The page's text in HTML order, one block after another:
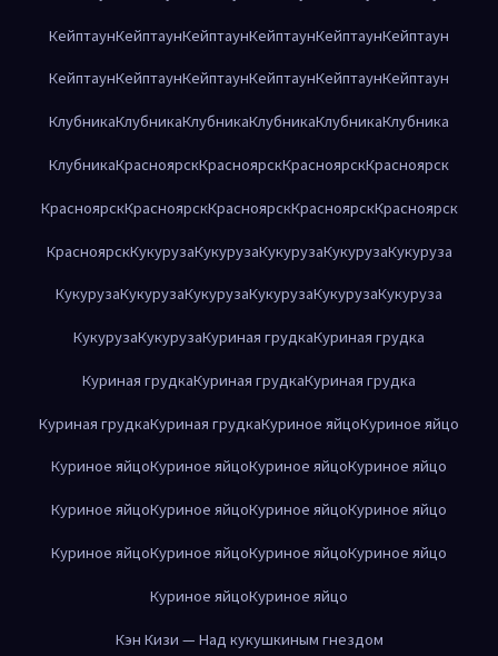
КейптаунКейптаунКейптаунКейптаунКейптаунКейптаун
КейптаунКейптаунКейптаунКейптаунКейптаунКейптаун
КлубникаКлубникаКлубникаКлубникаКлубникаКлубника
КлубникаКрасноярскКрасноярскКрасноярскКрасноярск
КрасноярскКрасноярскКрасноярскКрасноярскКрасноярск
КрасноярскКукурузаКукурузаКукурузаКукурузаКукуруза
КукурузаКукурузаКукурузаКукурузаКукурузаКукуруза
КукурузаКукурузаКуриная грудкаКуриная грудка
Куриная грудкаКуриная грудкаКуриная грудка
Куриная грудкаКуриная грудкаКуриное яйцоКуриное яйцо
Куриное яйцоКуриное яйцоКуриное яйцоКуриное яйцо
Куриное яйцоКуриное яйцоКуриное яйцоКуриное яйцо
Куриное яйцоКуриное яйцоКуриное яйцоКуриное яйцо
Куриное яйцоКуриное яйцо
Кэн Кизи — Над кукушкиным гнездом